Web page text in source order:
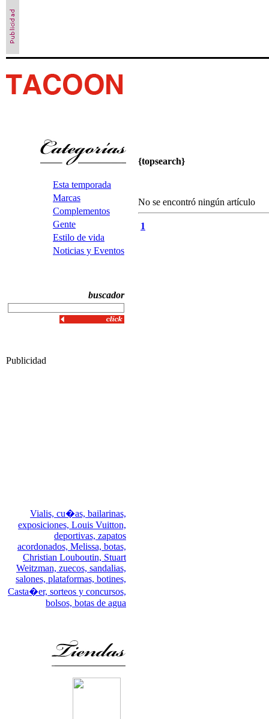
Esta temporada
Marcas
Complementos
Gente
Estilo de vida
Noticias y Eventos
buscador
Publicidad
Vialis, cu�as, bailarinas,
exposiciones, Louis Vuitton,
deportivas, zapatos
acordonados, Melissa, botas,
Christian Louboutin, Stuart
Weitzman, zuecos, sandalias,
salones, plataformas, botines,
Casta�er, sorteos y concursos,
bolsos, botas de agua
{topsearch}
No se encontró ningún artículo
1